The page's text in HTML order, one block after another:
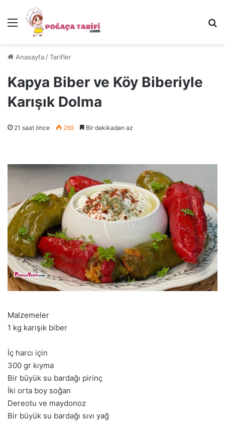
Menü
Anasayfa /Tarifler
Kapya Biber ve Köy Biberiyle
Karışık Dolma
21 saat önce 269 Bir dakikadan az
Malzemeler
1 kg karışık biber
İç harcı için
300 gr kıyma
Bir büyük su bardağı pirinç
İki orta boy soğan
Dereotu ve maydonoz
Bir büyük su bardağı sıvı yağ